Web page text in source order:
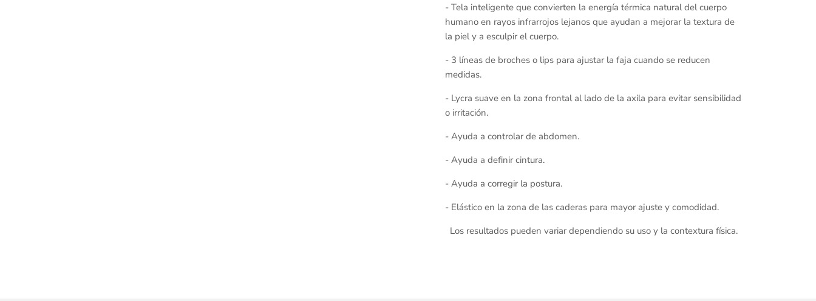
- Tela inteligenteque convierten la energía térmica natural del cuerpo
humano en rayos infrarrojos lejanos que ayudan a mejorar la textura de
la piel y a esculpir el cuerpo.
- 3 líneas de broches o lips para ajustar la faja cuando se reducen
medidas.
- Lycra suave en la zona frontal al lado de la axila para evitar sensibilidad
o irritación.
- Ayuda a controlar de abdomen.
- Ayuda a definir cintura.
- Ayuda a corregir la postura.
- Elástico en la zona de las caderas para mayor ajuste y comodidad.
Los resultados pueden variar dependiendo su uso y la contextura física.